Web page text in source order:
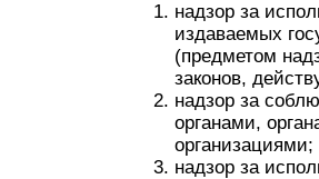
надзор за
издаваемых
(предметом
законов,
надзор за
органами,
организациями;
надзор за